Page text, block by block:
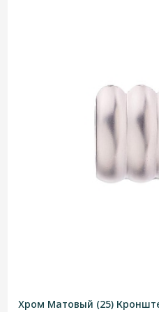
Хром Матовый (25)